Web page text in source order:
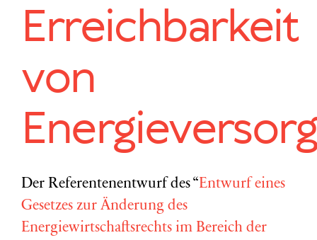
Erreichbarkeit
von
Der Referentenentwurf des “Entwurf eines
Gesetzes zur Änderung des
Energiewirtschaftsrechts im Bereich der